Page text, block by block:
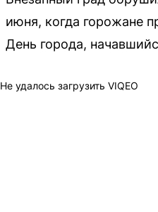
июня, когда горожане
День города,
Не удалось загрузить VIQEO